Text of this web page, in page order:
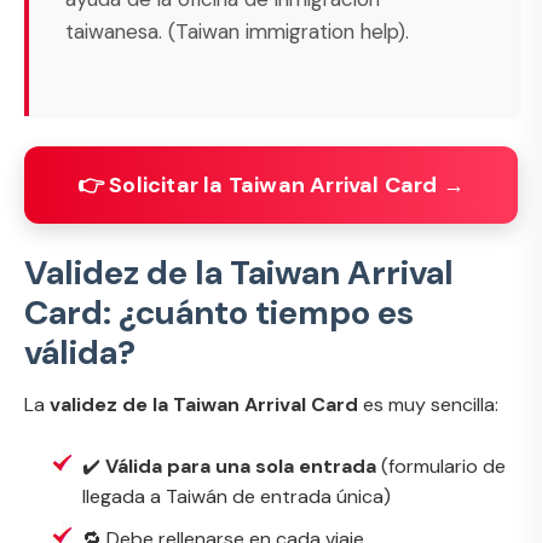
taiwanesa. (Taiwan immigration help).
👉 Solicitar la Taiwan Arrival Card →
Validez de la Taiwan Arrival
Card: ¿cuánto tiempo es
válida?
La validez de la Taiwan Arrival Card es muy sencilla:
✔️ Válida para una sola entrada(formulario de
llegada a Taiwán de entrada única)